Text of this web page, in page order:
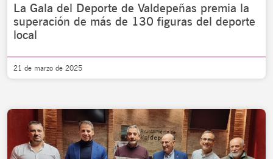
La Gala del Deporte de Valdepeñas premia la
superación de más de 130 figuras del deporte
local
21 de marzo de 2025